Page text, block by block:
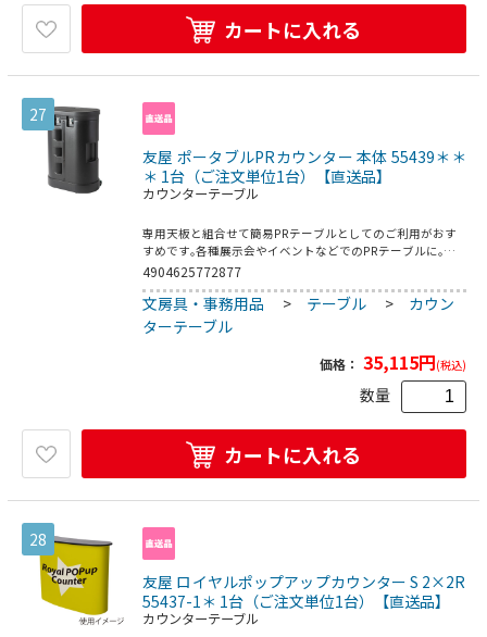
カートに入れる
27
友屋 ポータブルPRカウンター 本体 55439＊＊
＊ 1台（ご注文単位1台）【直送品】
カウンターテーブル
専用天板と組合せて簡易PRテーブルとしてのご利用がおす
すめです｡各種展示会やイベントなどでのPRテーブルに｡移
動に便利なキャスター付き｡※天板は別売りです｡●推奨メデ
PVC/ 0.3~0.35mm厚●重量:12kg
4904625772877
文房具・事務用品 > テーブル > カウン
ターテーブル
価格： 35,115円(税込)
数量
カートに入れる
28
友屋 ロイヤルポップアップカウンター S 2×2R
55437-1＊ 1台（ご注文単位1台）【直送品】
カウンターテーブル